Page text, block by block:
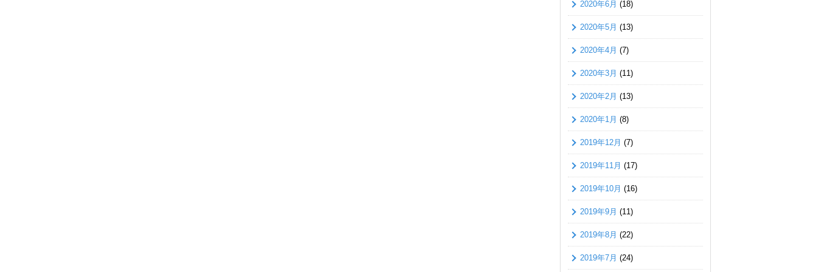
2020年6月 (18)
2020年5月 (13)
2020年4月 (7)
2020年3月 (11)
2020年2月 (13)
2020年1月 (8)
2019年12月 (7)
2019年11月 (17)
2019年10月 (16)
2019年9月 (11)
2019年8月 (22)
2019年7月 (24)